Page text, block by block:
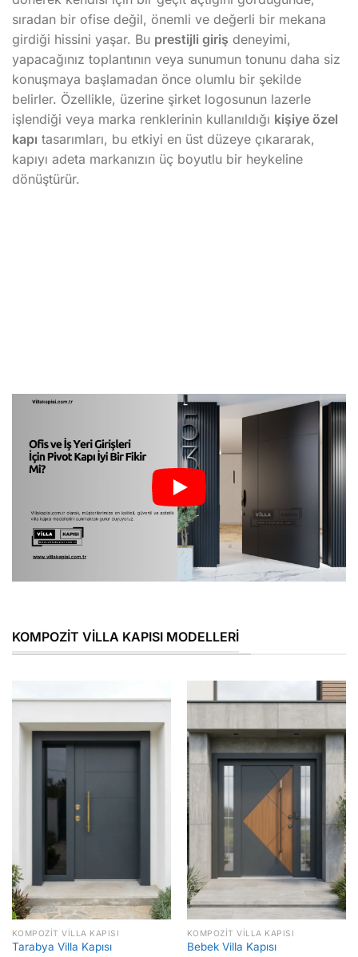
sıradan bir ofise değil, önemli ve değerli bir mekana
girdiği hissini yaşar. Bu prestijli giriş deneyimi,
yapacağınız toplantının veya sunumun tonunu daha siz
konuşmaya başlamadan önce olumlu bir şekilde
belirler. Özellikle, üzerine şirket logosunun lazerle
işlendiği veya marka renklerinin kullanıldığı kişiye özel
kapı tasarımları, bu etkiyi en üst düzeye çıkararak,
kapıyı adeta markanızın üç boyutlu bir heykeline
dönüştürür.
KOMPOZIT VILLA KAPISI MODELLERI
KOMPOZIT VILLA KAPISI
Tarabya Villa Kapısı
KOMPOZIT VILLA KAPISI
Bebek Villa Kapısı